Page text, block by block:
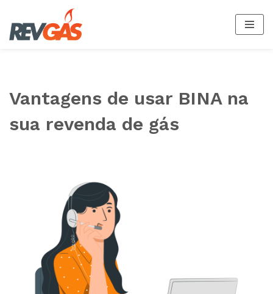
Pular
Vantagens de usar BINA na
sua revenda de gás